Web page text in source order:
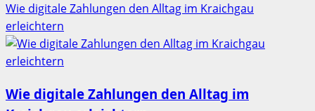
Wie digitale Zahlungen den Alltag im Kraichgau
erleichtern
Wie digitale Zahlungen den Alltag im